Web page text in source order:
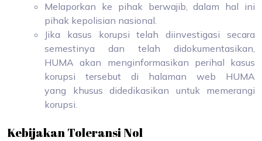
Melaporkan ke pihak berwajib, dalam hal ini
pihak kepolisian nasional.
Jika kasus korupsi telah diinvestigasi secara
semestinya dan telah didokumentasikan,
HUMA akan menginformasikan perihal kasus
korupsi tersebut di halaman web HUMA
yang khusus didedikasikan untuk memerangi
korupsi.
Kebijakan Toleransi Nol